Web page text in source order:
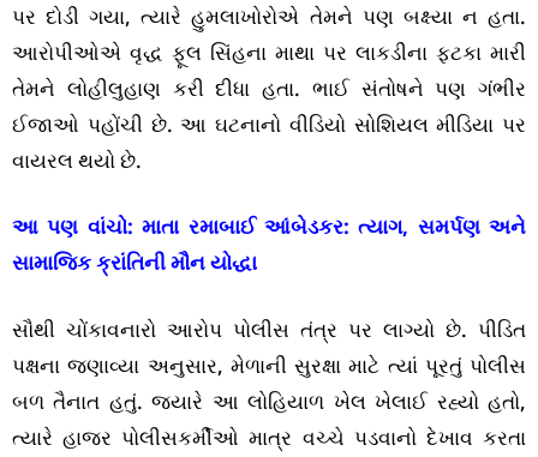
પર દોડી ગયા, ત્યારે હુમલાખોરોએ તેમને પણ બક્ષ્યા ન હતા.
આરોપીઓએ વૃદ્ધ ફૂલ સિંહના માથા પર લાકડીના ફટકા મારી
તેમને લોહીલુહાણ કરી દીધા હતા. ભાઈ સંતોષને પણ ગંભીર
ઈજાઓ પહોંચી છે. આ ઘટનાનો વીડિયો સોશિયલ મીડિયા પર
વાયરલ થયો છે.
આ પણ વાંચો:માતા રમાબાઈ આંબેડકર: ત્યાગ, સમર્પણ અને
સામાજિક ક્રાંતિની મૌન યોદ્ધા
સૌથી ચોંકાવનારો આરોપ પોલીસ તંત્ર પર લાગ્યો છે. પીડિત
પક્ષના જણાવ્યા અનુસાર, મેળાની સુરક્ષા માટે ત્યાં પૂરતું પોલીસ
બળ તૈનાત હતું. જ્યારે આ લોહિયાળ ખેલ ખેલાઈ રહ્યો હતો,
ત્યારે હાજર પોલીસકર્મીઓ માત્ર વચ્ચે પડવાનો દેખાવ કરતા